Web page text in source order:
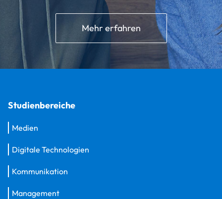
Mehr erfahren
Studienbereiche
Medien
Digitale Technologien
Kommunikation
Management